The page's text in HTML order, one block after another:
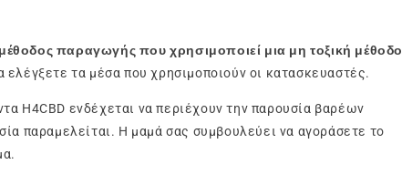
παραγωγής που χρησιμοποιεί μια μη τοξική μέθοδο
ελέγξετε τα μέσα που χρησιμοποιούν οι κατασκευαστές.
H4CBD ενδέχεται να περιέχουν την παρουσία βαρέων
παραμελείται. Η μαμά σας συμβουλεύει να αγοράσετε το